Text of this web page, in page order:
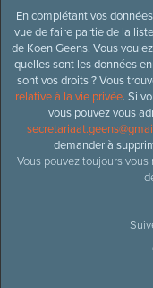
En complétant vos
vue de faire partie de la
de Koen Geens. Vous
quelles sont les données
sont vos droits ? Vous
relative à la vie privée. Si
vous pouvez vous
demander à
Vous pouvez toujours